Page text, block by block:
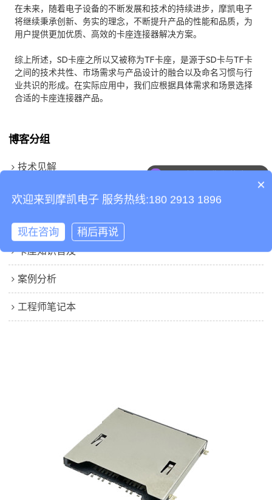
在未来，随着电子设备的不断发展和技术的持续进步，摩凯电子
将继续秉承创新、务实的理念，不断提升产品的性能和品质，为
用户提供更加优质、高效的卡座连接器解决方案。
综上所述，SD卡座之所以又被称为TF卡座，是源于SD卡与TF卡
之间的技术共性、市场需求与产品设计的融合以及命名习惯与行
业共识的形成。在实际应用中，我们应根据具体需求和场景选择
合适的卡座连接器产品。
博客分组
技术见解
科技前沿
术语表
卡座知识普及
案例分析
工程师笔记本
可以介绍下你们的产品么
×
欢迎来到摩凯电子 服务热线:180 2913 1896
现在咨询 稍后再说